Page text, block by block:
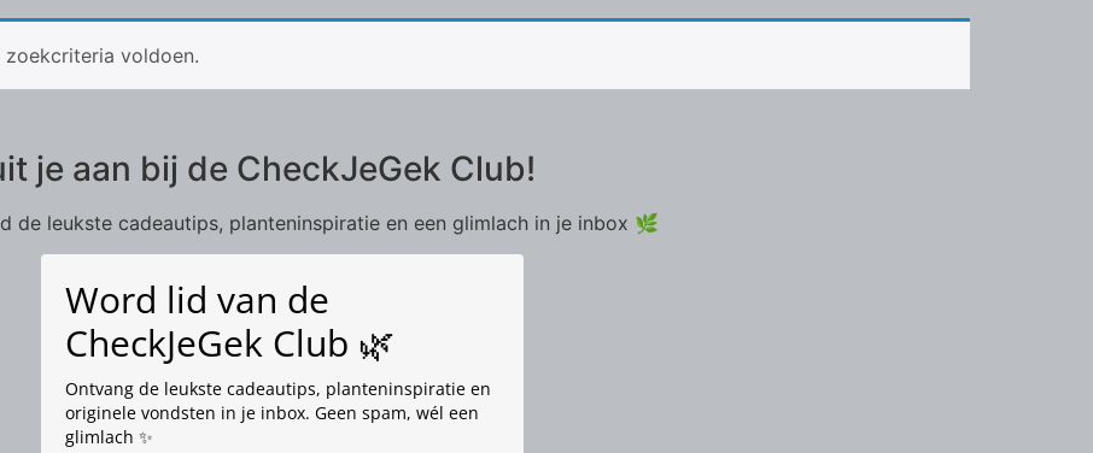
zoekcriteria voldoen.
je aan bij de CheckJeGek Club!
de leukste cadeautips, planteninspiratie en een glimlach in je inbox 🌿
Word lid van de
CheckJeGek Club 🌿
Ontvang de leukste cadeautips, planteninspiratie en
originele vondsten in je inbox. Geen spam, wél een
glimlach ✨